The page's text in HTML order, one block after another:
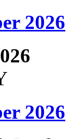
2026
2026